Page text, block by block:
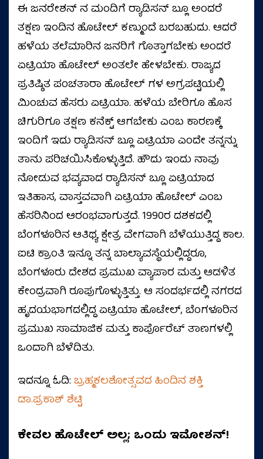
ಈ ಜನರೇಶನ್ ನ ಮಂದಿಗೆ ರ‍್ಯಾಡಿಸನ್ ಬ್ಲೂ ಅಂದರೆ
ತಕ್ಷಣ ಇಂದಿನ ಹೊಟೇಲ್ ಕಣ್ಮುಂದೆ ಬರಬಹುದು. ಆದರೆ
ಹಳೆಯ ತಲೆಮಾರಿನ ಜನರಿಗೆ ಗೊತ್ತಾಗಬೇಕು ಅಂದರೆ
ಏಟ್ರಿಯಾ ಹೊಟೇಲ್ ಅಂತಲೇ ಹೇಳಬೇಕು. ರಾಜ್ಯದ
ಪ್ರತಿಷ್ಠಿತ ಪಂಚತಾರಾ ಹೊಟೇಲ್ ಗಳ ಅಗ್ರಪಟ್ಟಿಯಲ್ಲಿ
ಮಿಂಚುವ ಹೆಸರು ಏಟ್ರಿಯಾ. ಹಳೆಯ ಬೇರಿಗೂ ಹೊಸ
ಚಿಗುರಿಗೂ ತಕ್ಷಣ ಕನೆಕ್ಟ್ ಆಗಬೇಕು ಎಂಬ ಕಾರಣಕ್ಕೆ
ಇಂದಿಗೆ ಇದು ರ‍್ಯಾಡಿಸನ್ ಬ್ಲೂ ಏಟ್ರಿಯಾ ಎಂದೇ ತನ್ನನ್ನು
ತಾನು ಪರಿಚಯಿಸಿಕೊಳ್ಳುತ್ತಿದೆ. ಹೌದು ಇಂದು ನಾವು
ನೋಡುವ ಭವ್ಯವಾದ ರ‍್ಯಾಡಿಸನ್ ಬ್ಲೂ ಏಟ್ರಿಯಾದ
ಇತಿಹಾಸ, ವಾಸ್ತವವಾಗಿ ಏಟ್ರಿಯಾ ಹೊಟೇಲ್ ಎಂಬ
ಹೆಸರಿನಿಂದ ಆರಂಭವಾಗುತ್ತದೆ. 1990ರ ದಶಕದಲ್ಲಿ
ಬೆಂಗಳೂರಿನ ಆತಿಥ್ಯ ಕ್ಷೇತ್ರ ವೇಗವಾಗಿ ಬೆಳೆಯುತ್ತಿದ್ದ ಕಾಲ.
ಐಟಿ ಕ್ರಾಂತಿ ಇನ್ನೂ ತನ್ನ ಬಾಲ್ಯಾವಸ್ಥೆಯಲ್ಲಿದ್ದರೂ,
ಬೆಂಗಳೂರು ದೇಶದ ಪ್ರಮುಖ ವ್ಯಾಪಾರ ಮತ್ತು ಆಡಳಿತ
ಕೇಂದ್ರವಾಗಿ ರೂಪುಗೊಳ್ಳುತ್ತಿತ್ತು. ಆ ಸಂದರ್ಭದಲ್ಲಿ ನಗರದ
ಹೃದಯಭಾಗದಲ್ಲಿದ್ದ ಏಟ್ರಿಯಾ ಹೊಟೇಲ್, ಬೆಂಗಳೂರಿನ
ಪ್ರಮುಖ ಸಾಮಾಜಿಕ ಮತ್ತು ಕಾರ್ಪೊರೆಟ್ ತಾಣಗಳಲ್ಲಿ
ಒಂದಾಗಿ ಬೆಳೆದಿತು.
ಇದನ್ನೂ ಓದಿ:ಬ್ರಹ್ಮಕಲಶೋತ್ಸವದ ಹಿಂದಿನ ಶಕ್ತಿ
ಡಾ.ಪ್ರಕಾಶ್‌ ಶೆಟ್ಟಿ
ಕೇವಲ ಹೊಟೇಲ್ ಅಲ್ಲ; ಒಂದು ಇಮೋಶನ್!